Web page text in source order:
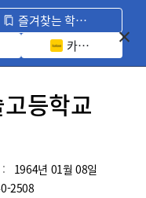
즐겨찾는 학교 모아보기
카카오톡 공유
등학교
:
1964년 01월 08일
2508